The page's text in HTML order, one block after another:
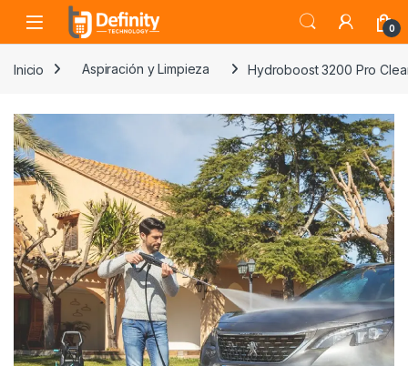
Skip to navigation
Skip to content
Open 0
Inicio Aspiración y Limpieza Hydroboost 3200 Pro